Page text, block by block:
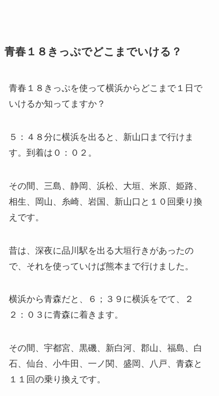
青春１８きっぷでどこまでいける？
青春１８きっぷを使って横浜からどこまで１日で
いけるか知ってますか？
５：４８分に横浜を出ると、新山口まで行けま
す。到着は０：０２。
その間、三島、静岡、浜松、大垣、米原、姫路、
相生、岡山、糸崎、岩国、新山口と１０回乗り換
えです。
昔は、深夜に品川駅を出る大垣行きがあったの
で、それを使っていけば熊本まで行けました。
横浜から青森だと、６；３９に横浜をでて、２
２：０３に青森に着きます。
その間、宇都宮、黒磯、新白河、郡山、福島、白
石、仙台、小牛田、一ノ関、盛岡、八戸、青森と
１１回の乗り換えです。